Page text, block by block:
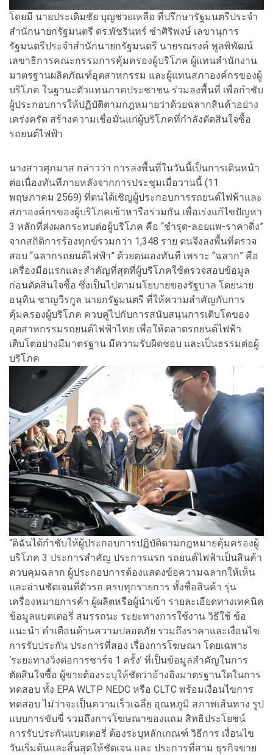
โดยมี นายประเดิมชัย บุญช่วยเหลือ ที่ปรึกษารัฐมนตรีประจำ
สำนักนายกรัฐมนตรี ดร.พัชรินทร์ ซำศิริพงษ์ เลขานุการ
รัฐมนตรีประจำสำนักนายกรัฐมนตรี นายรณรงค์ พูลพิพัฒน์
เลขาธิการคณะกรรมการคุ้มครองผู้บริโภค ผู้แทนสำนักงาน
มาตรฐานผลิตภัณฑ์อุตสาหกรรม และผู้แทนสภาองค์กรของผู้
บริโภค ในฐานะตัวแทนภาคประชาชน ร่วมลงพื้นที่ เพื่อกำชับ
ผู้ประกอบการให้ปฏิบัติตามกฎหมายว่าด้วยฉลากสินค้าอย่าง
เคร่งครัด สร้างความเชื่อมั่นแก่ผู้บริโภคที่กำลังตัดสินใจซื้อ
รถยนต์ไฟฟ้า
นางสาวศุภมาส กล่าวว่า การลงพื้นที่ในวันนี้เป็นการเดินหน้า
ต่อเนื่องทันทีภายหลังจากการประชุมเมื่อวานนี้ (11
พฤษภาคม 2569) ที่ตนได้เชิญผู้ประกอบการรถยนต์ไฟฟ้าและ
สภาองค์กรของผู้บริโภคเข้าหารือร่วมกัน เพื่อเร่งแก้ไขปัญหา
3 หลักที่ส่งผลกระทบต่อผู้บริโภค คือ “ชำรุด-ลอยแพ-ราคาดิ่ง”
จากสถิติการร้องทุกข์รวมกว่า 1,348 ราย ตนจึงลงพื้นที่ตรวจ
สอบ “ฉลากรถยนต์ไฟฟ้า” ด้วยตนเองทันที เพราะ “ฉลาก” คือ
เครื่องมือแรกและสำคัญที่สุดที่ผู้บริโภคใช้ตรวจสอบข้อมูล
ก่อนตัดสินใจซื้อ ซึ่งเป็นไปตามนโยบายของรัฐบาล โดยนาย
อนุทิน ชาญวีรกูล นายกรัฐมนตรี ที่ให้ความสำคัญกับการ
คุ้มครองผู้บริโภค ควบคู่ไปกับการสนับสนุนการเติบโตของ
อุตสาหกรรมรถยนต์ไฟฟ้าไทย เพื่อให้ตลาดรถยนต์ไฟฟ้า
เติบโตอย่างมีมาตรฐาน มีความรับผิดชอบ และเป็นธรรมต่อผู้
บริโภค
“ดิฉันได้กำชับให้ผู้ประกอบการปฏิบัติตามกฎหมายคุ้มครองผู้
บริโภค 3 ประการสำคัญ ประการแรก รถยนต์ไฟฟ้าเป็นสินค้า
ควบคุมฉลาก ผู้ประกอบการต้องแสดงข้อความฉลากให้เห็น
และอ่านชัดเจนที่ตัวรถ ครบทุกรายการ ทั้งชื่อสินค้า รุ่น
เครื่องหมายการค้า ผู้ผลิตหรือผู้นำเข้า รายละเอียดทางเทคนิค
ข้อมูลแบตเตอรี่ สมรรถนะ ระยะทางการใช้งาน วิธีใช้ ข้อ
แนะนำ คำเตือนด้านความปลอดภัย รวมถึงราคาและเงื่อนไข
การรับประกัน ประการที่สอง เรื่องการโฆษณา โดยเฉพาะ
‘ระยะทางวิ่งต่อการชาร์จ 1 ครั้ง’ ที่เป็นข้อมูลสำคัญในการ
ตัดสินใจซื้อ ผู้ขายต้องระบุให้ชัดว่าอ้างอิงมาตรฐานใดในการ
ทดสอบ ทั้ง EPA WLTP NEDC หรือ CLTC พร้อมเงื่อนไขการ
ทดสอบ ไม่ว่าจะเป็นความเร็วเฉลี่ย อุณหภูมิ สภาพเส้นทาง รูป
แบบการขับขี่ รวมถึงการโฆษณาของแถม สิทธิประโยชน์
การรับประกันแบตเตอรี่ ต้องระบุหลักเกณฑ์ วิธีการ เงื่อนไข
วันเริ่มต้นและสิ้นสุดให้ชัดเจน และ ประการที่สาม ธุรกิจขาย